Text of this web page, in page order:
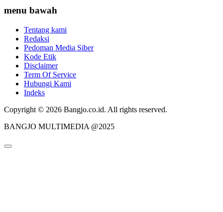
menu bawah
Tentang kami
Redaksi
Pedoman Media Siber
Kode Etik
Disclaimer
Term Of Service
Hubungi Kami
Indeks
Copyright © 2026 Bangjo.co.id. All rights reserved.
BANGJO MULTIMEDIA @2025